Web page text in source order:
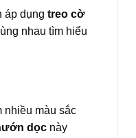
áp dụng treo cờ
nhau tìm hiểu
nhiều màu sắc
dọc này